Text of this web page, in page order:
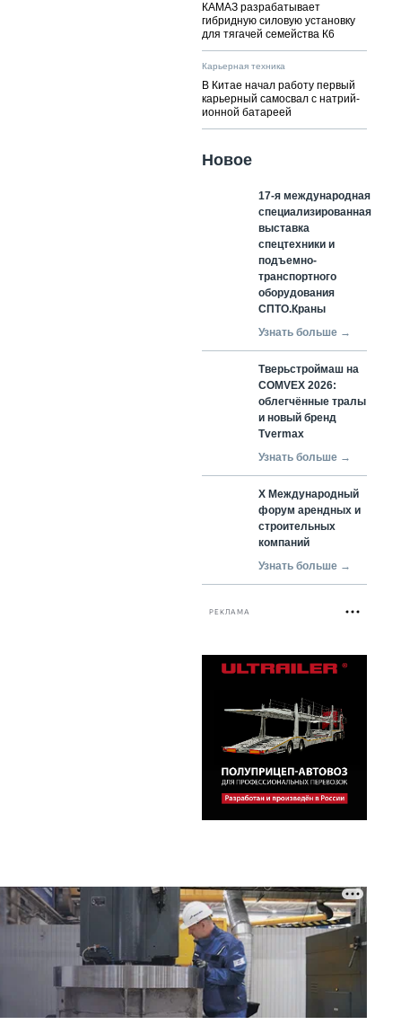
КАМАЗ разрабатывает
гибридную силовую установку
для тягачей семейства К6
Карьерная техника
В Китае начал работу первый
карьерный самосвал с натрий-
ионной батареей
Новое
17-я международная
специализированная
выставка
спецтехники и
подъемно-
транспортного
оборудования
СПТО.Краны
Узнать больше →
Тверьстроймаш на
COMVEX 2026:
облегчённые тралы
и новый бренд
Tvermax
Узнать больше →
X Международный
форум арендных и
строительных
компаний
Узнать больше →
РЕКЛАМА